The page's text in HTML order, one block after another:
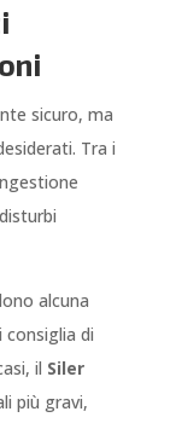
sicuro, ma
Tra i
alcuna
di
il Siler
più gravi,